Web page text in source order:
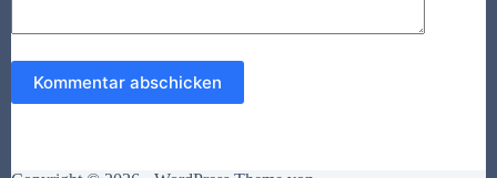
Kommentar abschicken